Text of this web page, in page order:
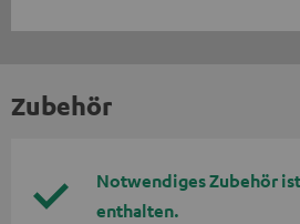
Zubehör
Notwendiges Zubehör
enthalten.